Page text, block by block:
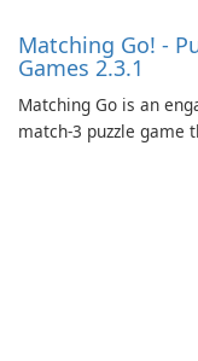
Matching Go! -
Games 2.3.1
Matching Go is an
match-3 puzzle game